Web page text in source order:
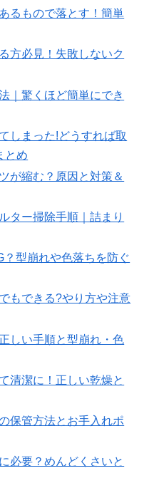
るもので落とす！簡単
方必見！失敗しないク
｜驚くほど簡単にでき
しまった!どうすれば取
とめ
が縮む？原因と対策＆
ター掃除手順｜詰まり
型崩れや色落ちを防ぐ
もできる?やり方や注意
しい手順と型崩れ・色
清潔に！正しい乾燥と
保管方法とお手入れポ
必要？めんどくさいと